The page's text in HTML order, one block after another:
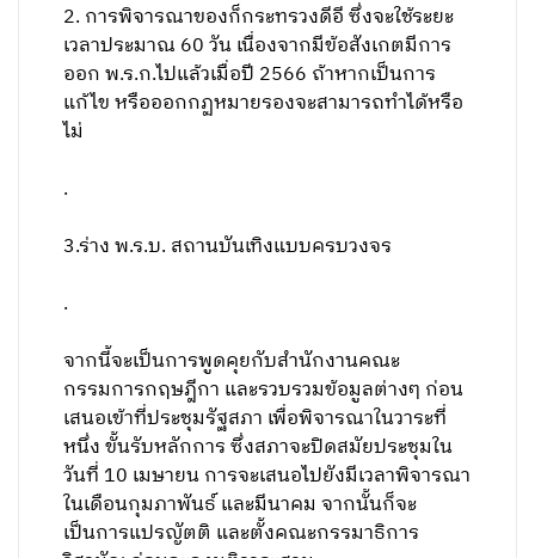
2. การพิจารณาของก็กระทรวงดีอี ซึ่งจะใช้ระยะ
เวลาประมาณ 60 วัน เนื่องจากมีข้อสังเกตมีการ
ออก พ.ร.ก.ไปแล้วเมื่อปี 2566 ถ้าหากเป็นการ
แก้ไข หรือออกกฏหมายรองจะสามารถทำได้หรือ
ไม่
.
3.ร่าง พ.ร.บ. สถานบันเทิงแบบครบวงจร
.
จากนี้จะเป็นการพูดคุยกับสำนักงานคณะ
กรรมการกฤษฎีกา และรวบรวมข้อมูลต่างๆ ก่อน
เสนอเข้าที่ประชุมรัฐสภา เพื่อพิจารณาในวาระที่
หนึ่ง ขั้นรับหลักการ ซึ่งสภาจะปิดสมัยประชุมใน
วันที่ 10 เมษายน การจะเสนอไปยังมีเวลาพิจารณา
ในเดือนกุมภาพันธ์ และมีนาคม จากนั้นก็จะ
เป็นการแปรญัตติ และตั้งคณะกรรมาธิการ